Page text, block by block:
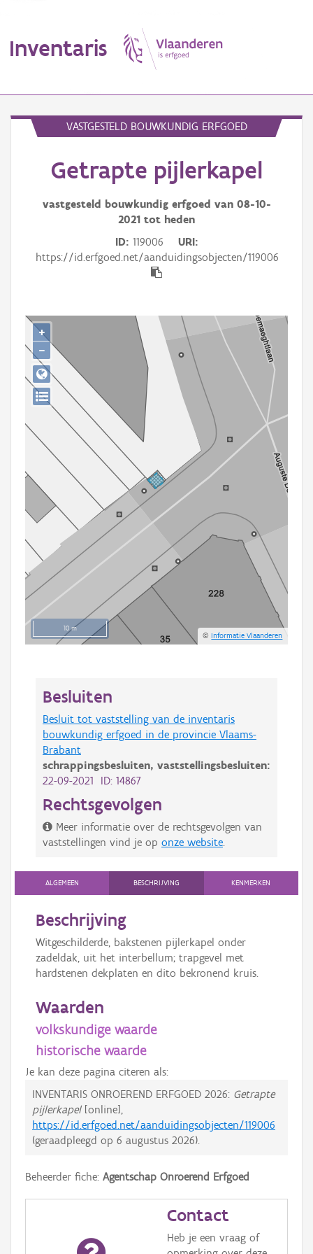
Inventaris
Erfgoedobject
Aanduidingsobject
Thema
Persoon of collectief
Downloads
Hergebruik
Aanmelden
VASTGESTELD BOUWKUNDIG ERFGOED
Getrapte pijlerkapel
vastgesteld bouwkundig erfgoed van 08-10-
2021 tot heden
ID 119006
URI
https://id.erfgoed.net/aanduidingsobjecten/119006
10 m
©Informatie Vlaanderen
+
−
Besluiten
Besluit tot vaststelling van de inventaris
bouwkundig erfgoed in de provincie Vlaams-
Brabant
schrappingsbesluiten, vaststellingsbesluiten:
22-09-2021 ID: 14867
Rechtsgevolgen
Meer informatie over de rechtsgevolgen van
vaststellingen vind je op onze website
ALGEMEEN BESCHRIJVING KENMERKEN
Beschrijving
Witgeschilderde, bakstenen pijlerkapel onder
zadeldak, uit het interbellum; trapgevel met
hardstenen dekplaten en dito bekronend kruis.
Waarden
volkskundige waarde
historische waarde
Je kan deze pagina citeren als:
INVENTARIS ONROEREND ERFGOED 2026: Getrapte
pijlerkapel[online],
https://id.erfgoed.net/aanduidingsobjecten/119006
(geraadpleegd op 6 augustus 2026).
Beheerder fiche: Agentschap Onroerend Erfgoed
Contact
Heb je een vraag of